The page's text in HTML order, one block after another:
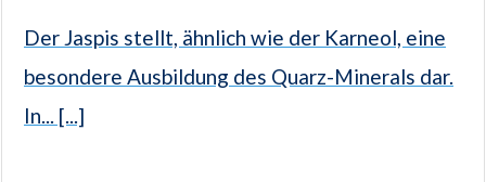
Der Jaspis stellt, ähnlich wie der Karneol, eine
besondere Ausbildung des Quarz-Minerals dar.
In... [...]